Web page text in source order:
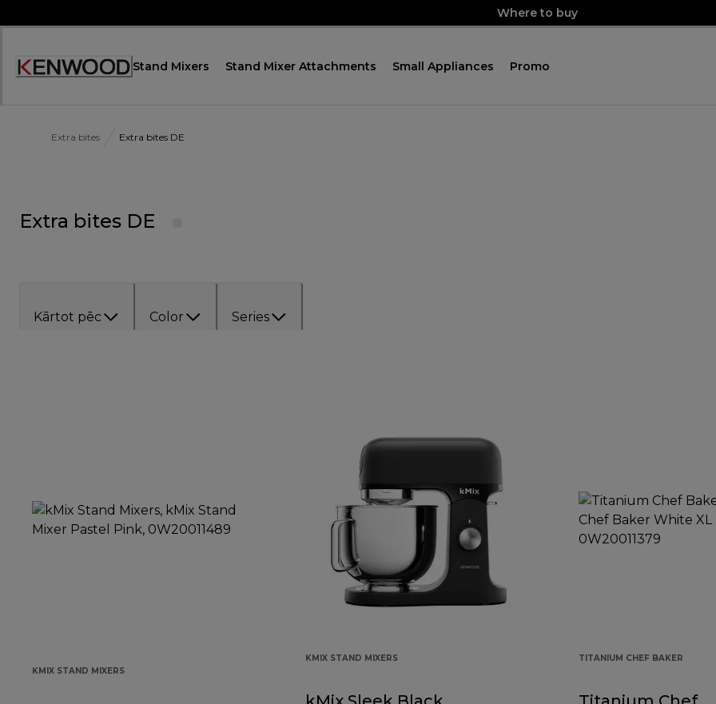
to
Where to buy
Accessibility
Stand Mixers Stand Mixer Attachments Small Appliances Promo
Extra bites Extra bites DE
Extra bites DE
Kārtot pēc Color Series
KMIX STAND MIXERS
KMIX STAND MIXERS TITANIUM CHEF BAKER